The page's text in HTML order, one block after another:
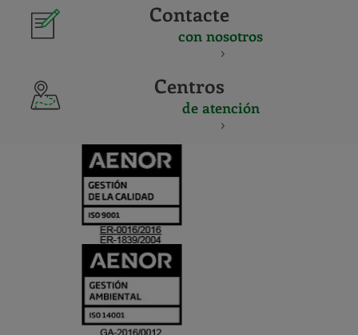
Contacte
con nosotros
Centros
de atención